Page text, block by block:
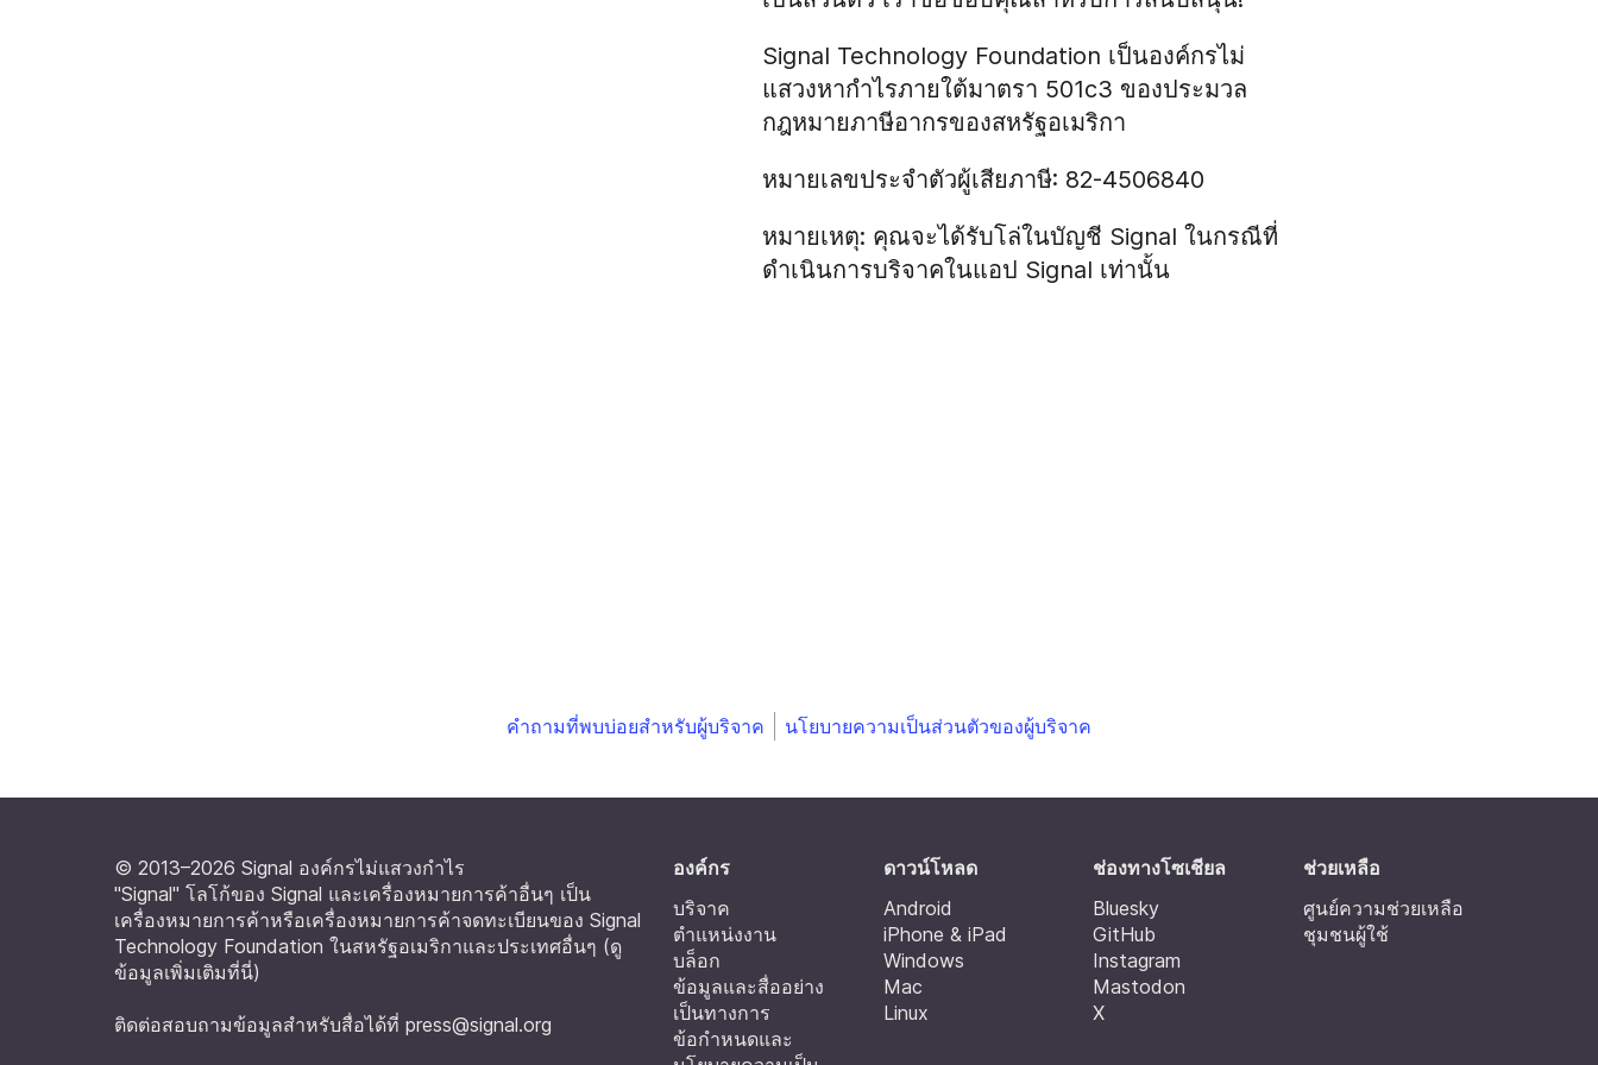
Signal Technology Foundation เป็นองค์กรไม่
แสวงหากำไรภายใต้มาตรา 501c3 ของประมวล
กฎหมายภาษีอากรของสหรัฐอเมริกา
หมายเลขประจำตัวผู้เสียภาษี: 82-4506840
หมายเหตุ: คุณจะได้รับโล่ในบัญชี Signal ในกรณีที่
ดำเนินการบริจาคในแอป Signal เท่านั้น
คำถามที่พบบ่อยสำหรับผู้บริจาค นโยบายความเป็นส่วนตัวของผู้บริจาค
© 2013–2026 Signal องค์กรไม่แสวงกำไร
"Signal" โลโก้ของ Signal และเครื่องหมายการค้าอื่นๆ เป็น
เครื่องหมายการค้าหรือเครื่องหมายการค้าจดทะเบียนของ Signal
Technology Foundation ในสหรัฐอเมริกาและประเทศอื่นๆ (ดู
ข้อมูลเพิ่มเติมที่นี่)
ติดต่อสอบถามข้อมูลสำหรับสื่อได้ที่ press@signal.org
องค์กร
บริจาค
ตำแหน่งงาน
บล็อก
ข้อมูลและสื่ออย่าง
เป็นทางการ
ข้อกำหนดและ
ดาวน์โหลด
Android
iPhone & iPad
Windows
Mac
Linux
ช่องทางโซเชียล
Bluesky
GitHub
Instagram
Mastodon
X
ช่วยเหลือ
ศูนย์ความช่วยเหลือ
ชุมชนผู้ใช้